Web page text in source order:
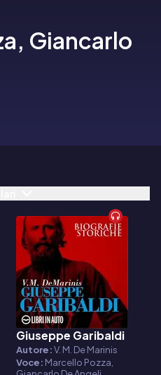
Giancarlo
Audiolibro
Giuseppe Garibaldi
Autore:V. M. De Marinis
Voce: Marcello Pozza,